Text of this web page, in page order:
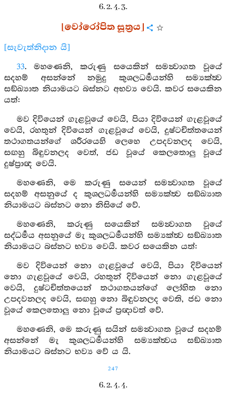
6. 2. 4. 3.
[වෝරෝපිත සූත්‍රය]
[සැවැත්නිදාන යි]
33. මහණෙනි, කරුණු සයෙකින් සමන්‍වාගත වූයේ
සදහම් අසන්නේ නමුදු කුශලධර්‍මයන්හි සම්‍යක්ත්‍ව
සඞ්ඛ්‍යාත නියාමයට බස්නට අභව්‍ය වෙයි. කවර සයෙකින
යත්:
මව දිවියෙන් ගැළවූයේ වෙයි, පියා දිවියෙන් ගැළවූයේ
වෙයි, රහතුන් දිවියෙන් ගැළවූයේ වෙයි, දුෂ්ටචිත්තයෙන්
තථාගතයන්ගේ ශරීරයෙහි ලෙහෙ උපදවනලද වෙයි,
සඟහු බිඳුවනලද වෙත්, ජඩ වූයේ කෙලතොලු වූයේ
දුෂ්ප්‍රාඥ වෙයි.
මහණෙනි, මෙ කරුණු සයෙන් සමන්‍වාගත වූයේ
සදහම් අසනුයේ ද කුශලධර්‍මයන්හි සම්‍යක්ත්‍ව සඞ්ඛ්‍යාත
නියාමයට බස්නට නො නිසියේ වේ.
මහණෙනි, කරුණු සයෙකින් සමන්‍වාගත වූයේ
සද්ධර්‍මය අසනුයේ මැ කුශලධර්‍මයන්හි සම්‍යක්ත්‍ව සඞ්ඛ්‍යාත
නියාමයට බස්නට භව්‍ය වෙයි. කවර සයෙකින යත්:
මව දිවියෙන් නො ගැළවූයේ වෙයි, පියා දිවියෙන්
නො ගැළවූයේ වෙයි, රහතුන් දිවියෙන් නො ගැළවූයේ
වෙයි, දුෂ්ටචිත්තයෙන් තථාගතයන්ගේ ලෝහිත නො
උපදවනලද වෙයි, සඟහු නො බිඳුවනලද වෙති, ජඩ නො
වූයේ කෙලතොලු නො වූයේ ප්‍රඥාවත් වේ.
මහණෙනි, මෙ කරුණු සයින් සමන්‍වාගත වූයේ සදහම්
අසන්නේ මැ කුශලධර්‍මයන්හි සම්‍යක්ත්‍වය සඞ්ඛ්‍යාත
නියාමයට බස්නට භව්‍ය වේ ය යි.
247
6. 2. 4. 4.